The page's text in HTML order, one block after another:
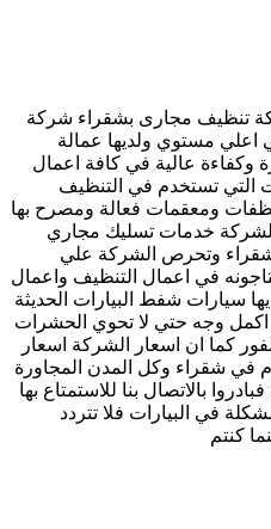
تنظيف مجارى بشقراء شركة
مستوي ولديها عمالة
وكفاءة عالية في كافة اعمال
التي تستخدم في التنظيف
ومعقمات فعالة ومصرح بها
الشركة خدمات تسليك مجاري
وتحرص الشركة علي
في اعمال التنظيف واعمال
سيارات شفط البيارات الحديثة
وجه حتي لا تحوي الحشرات
كما ان اسعار الشركة اسعار
في شقراء وكل المدن المجاورة
بالاتصال بنا للاستمتاع بها
في البيارات فلا تتردد
كنتم